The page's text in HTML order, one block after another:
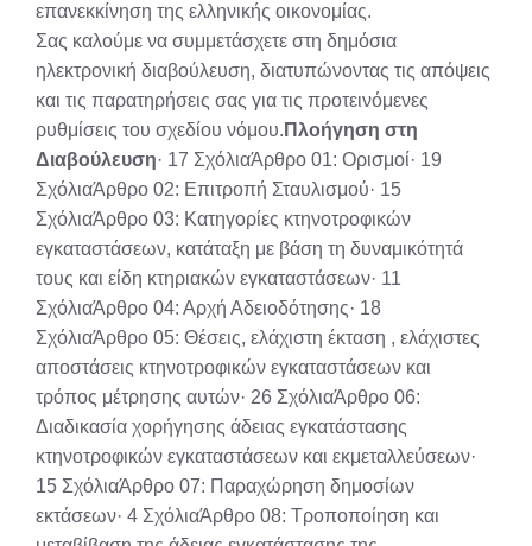
επανεκκίνηση της ελληνικής οικονομίας.
Σας καλούμε να συμμετάσχετε στη δημόσια
ηλεκτρονική διαβούλευση, διατυπώνοντας τις απόψεις
και τις παρατηρήσεις σας για τις προτεινόμενες
ρυθμίσεις του σχεδίου νόμου. Πλοήγηση στη
Διαβούλευση· 17 ΣχόλιαΆρθρο 01: Ορισμοί· 19
ΣχόλιαΆρθρο 02: Επιτροπή Σταυλισμού· 15
ΣχόλιαΆρθρο 03: Κατηγορίες κτηνοτροφικών
εγκαταστάσεων, κατάταξη με βάση τη δυναμικότητά
τους και είδη κτηριακών εγκαταστάσεων· 11
ΣχόλιαΆρθρο 04: Αρχή Αδειοδότησης· 18
ΣχόλιαΆρθρο 05: Θέσεις, ελάχιστη έκταση , ελάχιστες
αποστάσεις κτηνοτροφικών εγκαταστάσεων και
τρόπος μέτρησης αυτών· 26 ΣχόλιαΆρθρο 06:
Διαδικασία χορήγησης άδειας εγκατάστασης
κτηνοτροφικών εγκαταστάσεων και εκμεταλλεύσεων·
15 ΣχόλιαΆρθρο 07: Παραχώρηση δημοσίων
εκτάσεων· 4 ΣχόλιαΆρθρο 08: Τροποποίηση και